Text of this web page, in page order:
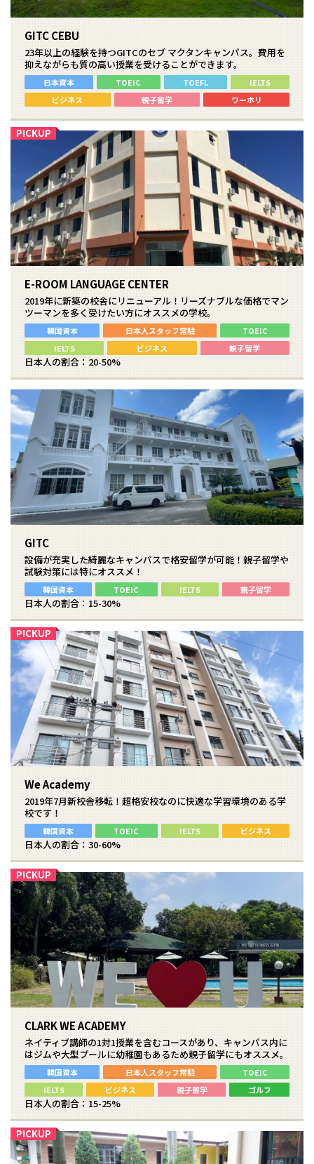
GITC CEBU
23年以上の経験を持つGITCのセブ マクタンキャンパス。費用を
抑えながらも質の高い授業を受けることができます。
日本資本 TOEIC TOEFL
IELTS
ビジネス
親子留学 ワーホリ
E-ROOM LANGUAGE CENTER
2019年に新築の校舎にリニューアル！リーズナブルな価格でマン
ツーマンを多く受けたい方にオススメの学校。
韓国資本 日本人スタッフ常駐
TOEIC
IELTS
ビジネス 親子留学
日本人の割合：20-50%
GITC
設備が充実した綺麗なキャンパスで格安留学が可能！親子留学や
試験対策には特にオススメ！
韓国資本 TOEIC IELTS 親子留学
日本人の割合：15-30%
We Academy
2019年7月新校舎移転！超格安校なのに快適な学習環境のある学
校です！
韓国資本 TOEIC IELTS ビジネス
日本人の割合：30-60%
CLARK WE ACADEMY
ネイティブ講師の1対1授業を含むコースがあり、キャンパス内に
はジムや大型プールに幼稚園もあるため親子留学にもオススメ。
韓国資本 日本人スタッフ常駐
TOEIC
IELTS
ビジネス 親子留学 ゴルフ
日本人の割合：15-25%